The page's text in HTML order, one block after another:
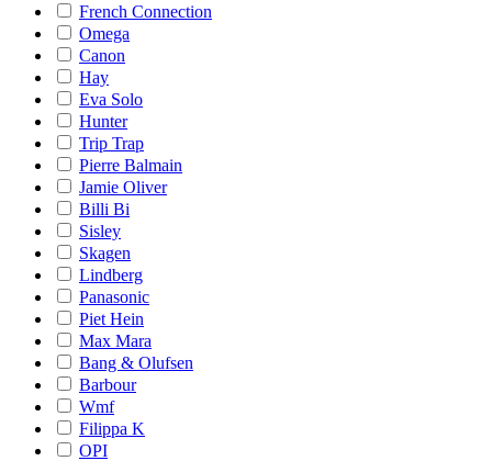
French Connection
Omega
Canon
Hay
Eva Solo
Hunter
Trip Trap
Pierre Balmain
Jamie Oliver
Billi Bi
Sisley
Skagen
Lindberg
Panasonic
Piet Hein
Max Mara
Bang & Olufsen
Barbour
Wmf
Filippa K
OPI